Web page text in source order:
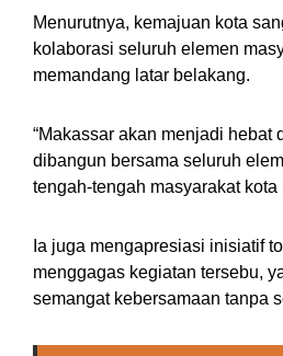
Menurutnya, kemajuan kota
kolaborasi seluruh elemen
memandang latar belakang.
“Makassar akan menjadi hebat
dibangun bersama seluruh
tengah-tengah masyarakat kota
Ia juga mengapresiasi inisiatif
menggagas kegiatan tersebu,
semangat kebersamaan tanpa